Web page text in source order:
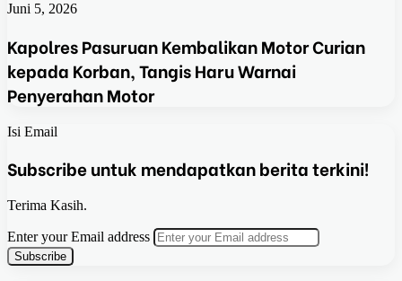
Juni 5, 2026
Kapolres Pasuruan Kembalikan Motor Curian
kepada Korban, Tangis Haru Warnai
Penyerahan Motor
Isi Email
Subscribe untuk mendapatkan berita terkini!
Terima Kasih.
Enter your Email address